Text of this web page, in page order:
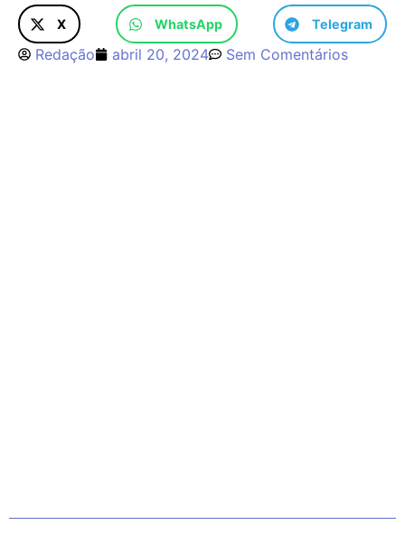
X WhatsApp Telegram
Redação abril 20, 2024 Sem Comentários